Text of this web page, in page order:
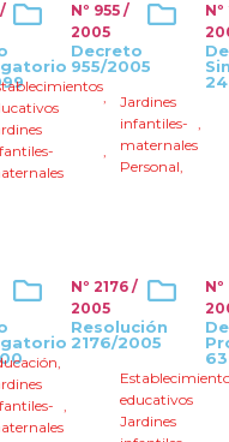
Nº 955 /
2005
Decreto
955/2005
,
,
Jardines
infantiles-
maternales
,
Personal,
Nº 2176 /
2005
Resolución
2176/2005
,
,
educativos
Jardines